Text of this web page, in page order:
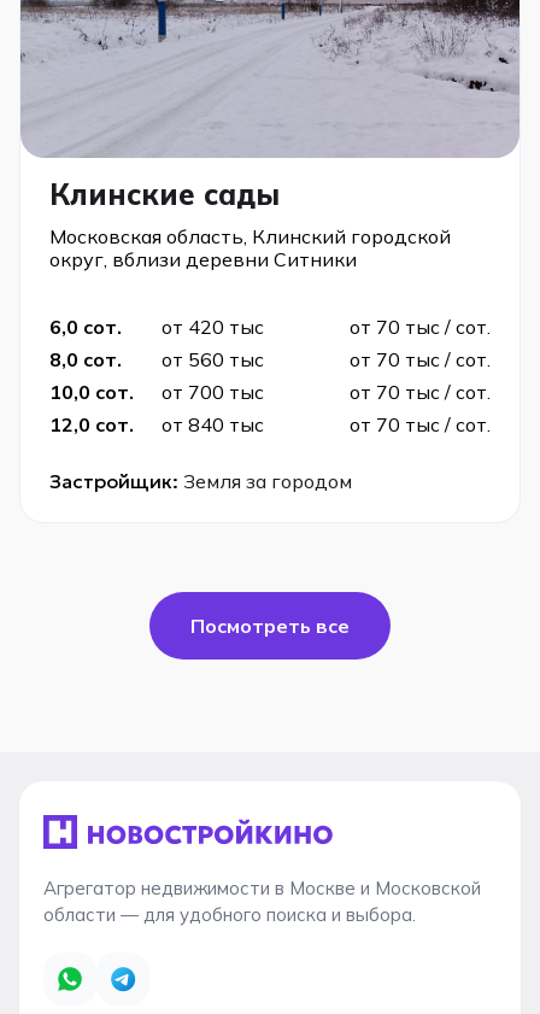
Клинские сады
Московская область, Клинский городской
округ, вблизи деревни Ситники
6,0 сот. от 420 тыс
от 70 тыс / сот.
8,0 сот.
от 560 тыс
от 70 тыс / сот.
10,0 сот.
от 700 тыс
от 70 тыс / сот.
12,0 сот.
от 840 тыс от 70 тыс / сот.
Застройщик: Земля за городом
Посмотреть все
Агрегатор недвижимости в Москве и Московской
области — для удобного поиска и выбора.